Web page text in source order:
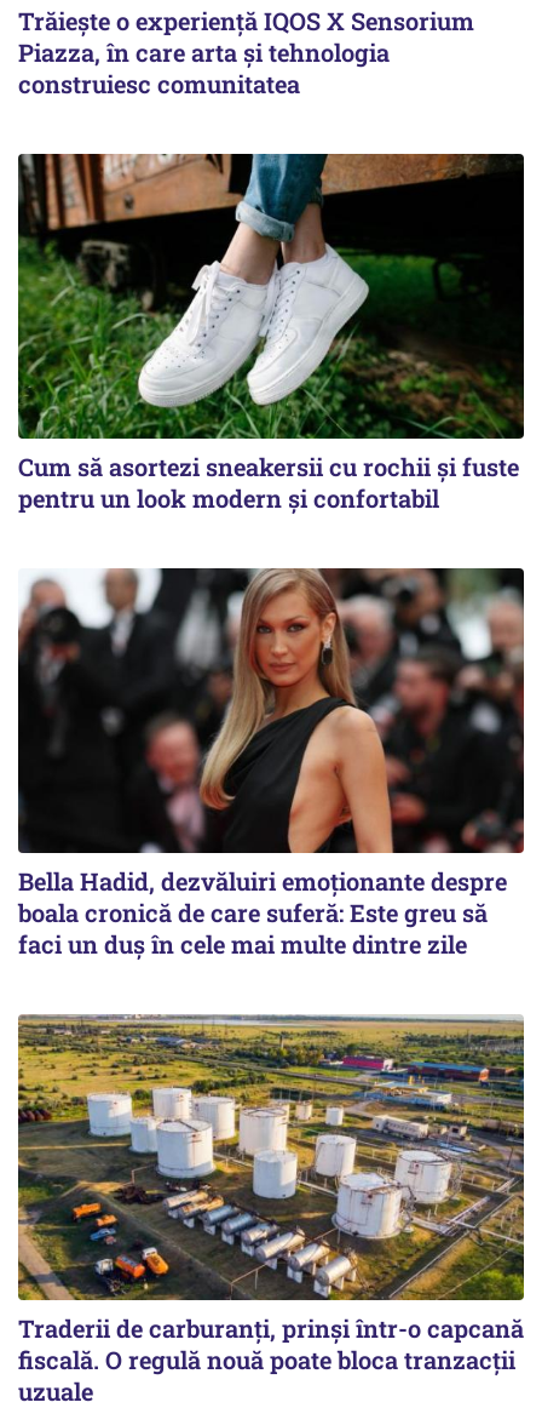
Trăiește o experiență IQOS X Sensorium
Piazza, în care arta și tehnologia
construiesc comunitatea
Cum să asortezi sneakersii cu rochii și fuste
pentru un look modern și confortabil
Bella Hadid, dezvăluiri emoționante despre
boala cronică de care suferă: Este greu să
faci un duș în cele mai multe dintre zile
Traderii de carburanți, prinși într-o capcană
fiscală. O regulă nouă poate bloca tranzacții
uzuale